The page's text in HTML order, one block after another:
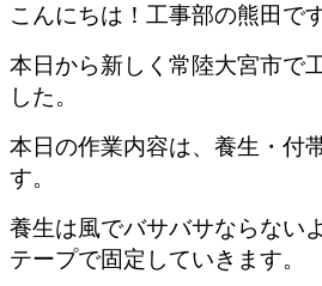
こんにちは！工事部の熊田で
本日から新しく常陸大宮市で
した。
本日の作業内容は、養生・付
す。
養生は風でバサバサならない
テープで固定していきます。